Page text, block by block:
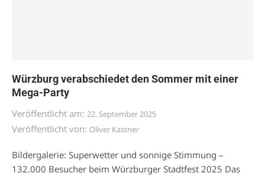
Würzburg verabschiedet den Sommer mit einer
Mega-Party
Veröffentlicht am: 22. September 2025
Veröffentlicht von: Oliver Kastner
Bildergalerie: Superwetter und sonnige Stimmung –
132.000 Besucher beim Würzburger Stadtfest 2025 Das